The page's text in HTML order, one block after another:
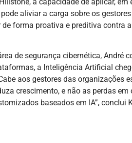
aliviar a carga sobre os
forma proativa e preditiva contra
de segurança cibernética, André
a Inteligência Artificial
aos gestores das organizações
crescimento, e não as perdas
baseados em IA”, conclui